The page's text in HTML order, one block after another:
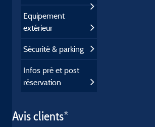
Equipement
extérieur
Sécurité & parking
Infos pré et post
réservation
Avis clients*